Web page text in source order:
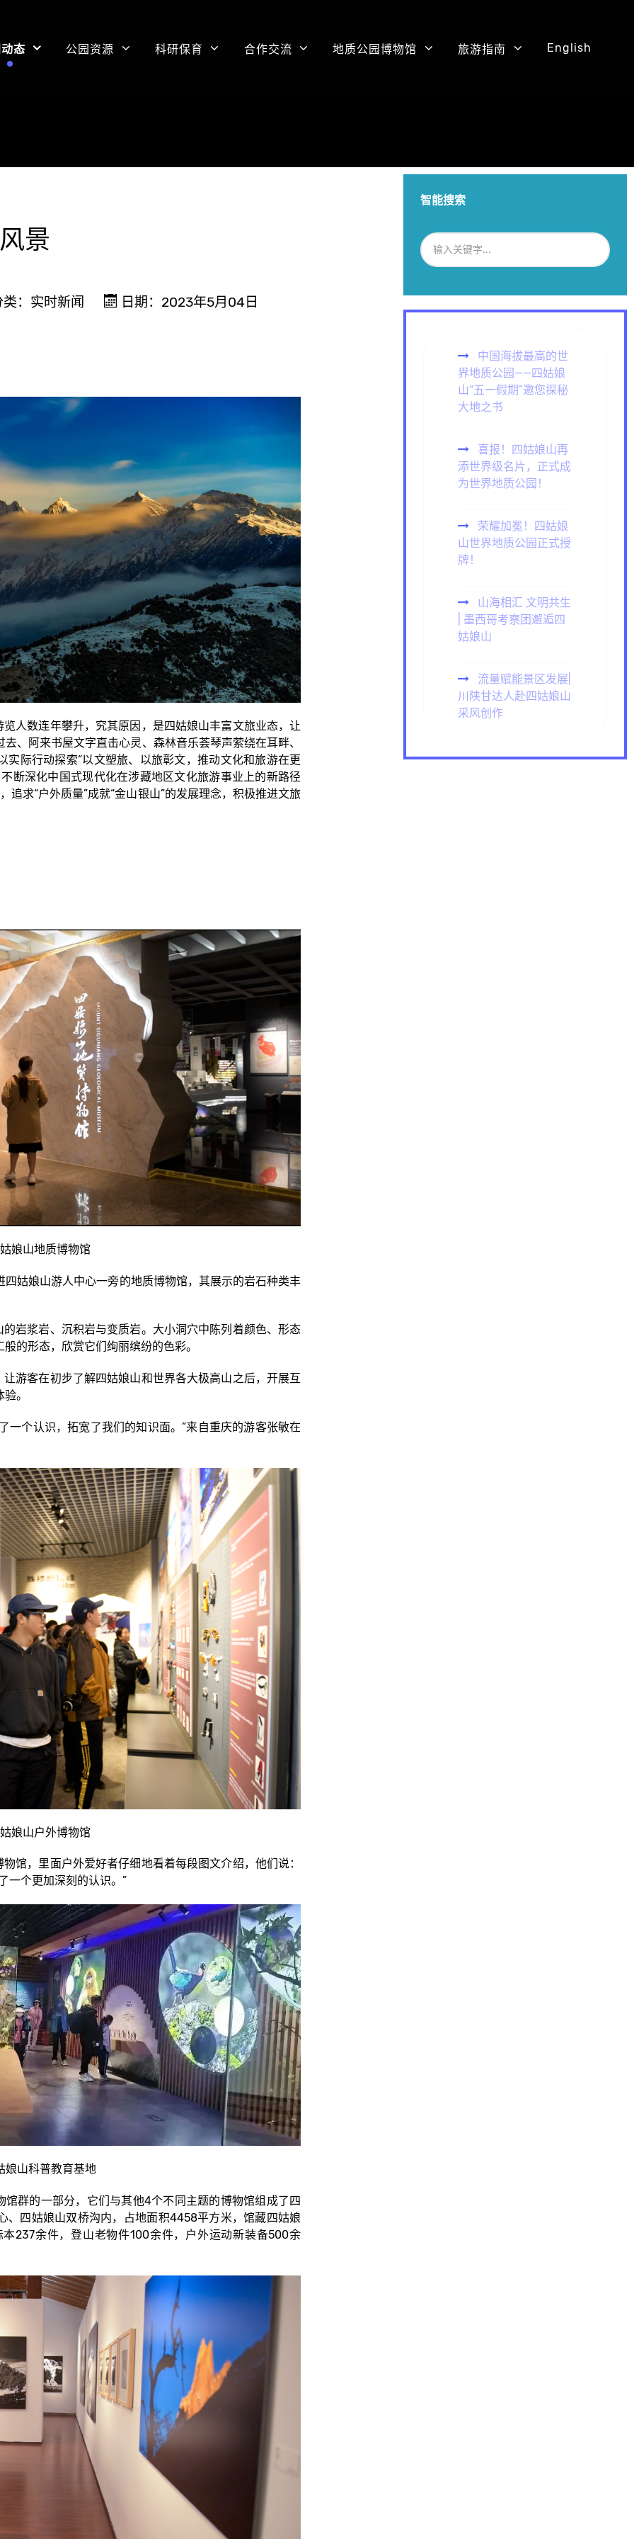
态 公园资源 科研保育 合作交流 地质公园博物馆 旅游指南 English
景
： 实时新闻 日期：2023年5月04日
数连年攀升，究其原因，是四姑娘山丰富文旅业态，让
、阿来书屋文字直击心灵、森林音乐荟琴声萦绕在耳畔、
际行动探索“以文塑旅、以旅彰文，推动文化和旅游在更
断深化中国式现代化在涉藏地区文化旅游事业上的新路径
追求“户外质量”成就“金山银山”的发展理念，积极推进文旅
娘山地质博物馆
姑娘山游人中心一旁的地质博物馆，其展示的岩石种类丰
浆岩、沉积岩与变质岩。大小洞穴中陈列着颜色、形态
的形态，欣赏它们绚丽缤纷的色彩。
客在初步了解四姑娘山和世界各大极高山之后，开展互
。
个认识，拓宽了我们的知识面。”来自重庆的游客张敏在
娘山户外博物馆
，里面户外爱好者仔细地看着每段图文介绍，他们说：
一个更加深刻的认识。”
娘山科普教育基地
的一部分，它们与其他4个不同主题的博物馆组成了四
、四姑娘山双桥沟内，占地面积4458平方米，馆藏四姑娘
237余件，登山老物件100余件，户外运动新装备500余
智能搜索
中国海拔最高的世
界地质公园——四姑娘
山“五一假期”邀您探秘
大地之书
喜报！四姑娘山再
添世界级名片，正式成
为世界地质公园！
荣耀加冕！四姑娘
山世界地质公园正式授
牌！
山海相汇 文明共生
| 墨西哥考察团邂逅四
姑娘山
流量赋能景区发展|
川陕甘达人赴四姑娘山
采风创作